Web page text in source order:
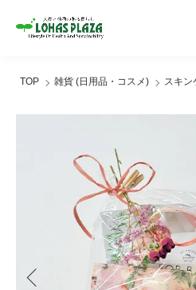
TOP 雑貨 (日用品・コスメ) スキン